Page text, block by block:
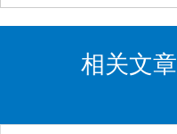
相关文章